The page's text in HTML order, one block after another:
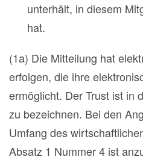
unterhält, in diesem
hat.
(1a) Die Mitteilung hat
erfolgen, die ihre
ermöglicht. Der Trust ist in
zu bezeichnen. Bei den
Umfang des
Absatz 1 Nummer 4 ist